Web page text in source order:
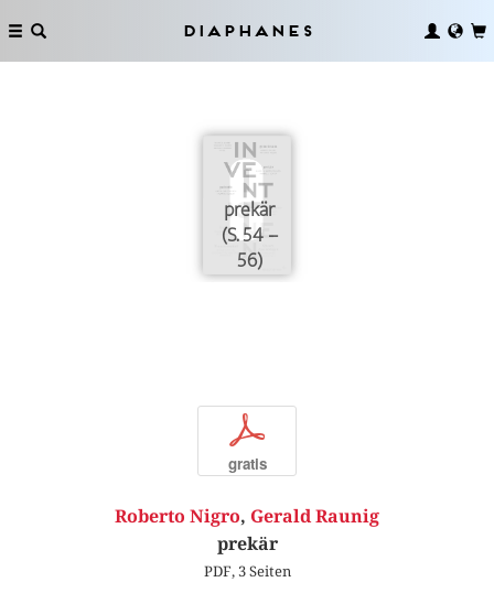
Diaphanes
prekär
(S. 54 –
56)
p
gratis
Roberto Nigro, Gerald Raunig
prekär
PDF, 3 Seiten